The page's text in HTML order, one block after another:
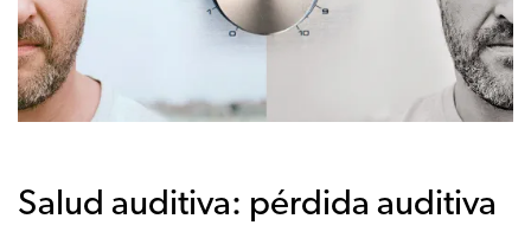
Salud auditiva: pérdida auditiva